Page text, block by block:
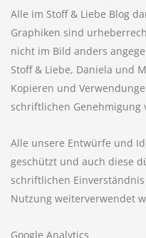
Alle im Stoff & Liebe Blog
Graphiken sind
nicht im Bild anders
Stoff & Liebe, Daniela und
Kopieren und
schriftlichen Genehmigung
Alle unsere Entwürfe und
geschützt und auch diese
schriftlichen
Nutzung weiterverwendet
Google Analytics